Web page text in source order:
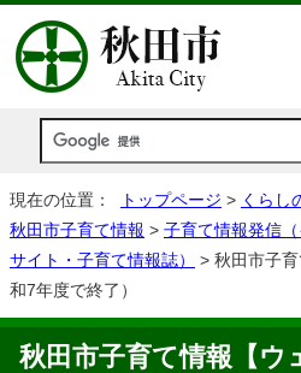
現在の位置： トップページ > くらし
秋田市子育て情報 > 子育て情報発信
サイト・子育て情報誌）
> 秋田市子
和7年度で終了）
秋田市子育て情報【ウ